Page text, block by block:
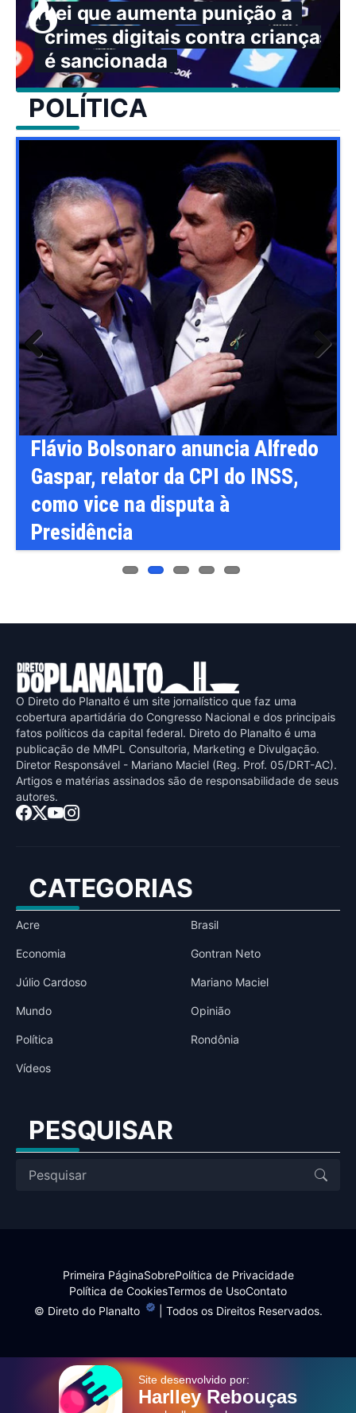
Lei que aumenta punição a
crimes digitais contra crianças
é sancionada
POLÍTICA
Flávio Bolsonaro anuncia Alfredo
Gaspar, relator da CPI do INSS,
como vice na disputa à
Presidência
Previ
ous
Next
O Direto do Planalto é um site jornalístico que faz uma
cobertura apartidária do Congresso Nacional e dos principais
fatos políticos da capital federal. Direto do Planalto é uma
publicaçāo de MMPL Consultoria, Marketing e Divulgaçāo.
Diretor Responsável - Mariano Maciel (Reg. Prof. 05/DRT-AC).
Artigos e matérias assinados sāo de responsabilidade de seus
autores.
CATEGORIAS
Acre Brasil
Economia Gontran Neto
Júlio Cardoso Mariano Maciel
Mundo Opinião
Política Rondônia
Vídeos
PESQUISAR
© Direto do Planalto | Todos os Direitos Reservados.
Primeira PáginaSobrePolítica de Privacidade
Política de CookiesTermos de UsoContato
Site desenvolvido por:
Harlley Rebouças